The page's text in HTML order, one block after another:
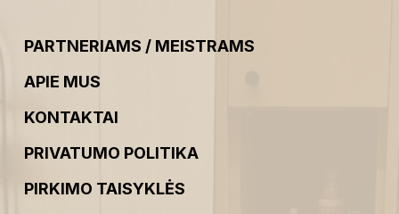
PARTNERIAMS / MEISTRAMS
APIE MUS
KONTAKTAI
PRIVATUMO POLITIKA
PIRKIMO TAISYKLĖS